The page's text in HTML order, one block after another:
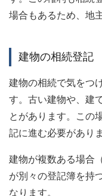
場合もあるため、地
建物の相続登記
建物の相続で気をつ
す。古い建物や、建
とがあります。この
記に進む必要があり
建物が複数ある場合
が別々の登記簿を持
なります。